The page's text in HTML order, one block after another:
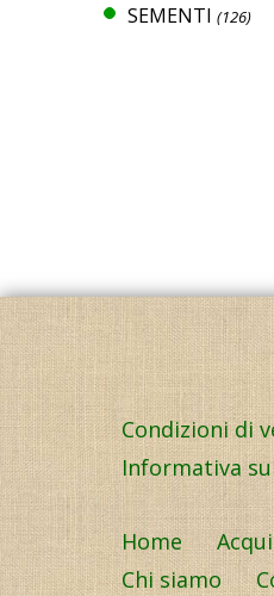
SEMENTI (126)
Condizioni di
Informativa
Home
Chi siamo